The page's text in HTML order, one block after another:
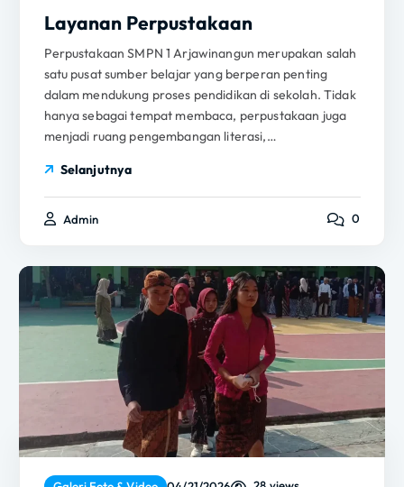
Layanan Perpustakaan
Perpustakaan SMPN 1 Arjawinangun merupakan salah
satu pusat sumber belajar yang berperan penting
dalam mendukung proses pendidikan di sekolah. Tidak
hanya sebagai tempat membaca, perpustakaan juga
menjadi ruang pengembangan literasi,…
Selanjutnya
Admin 0